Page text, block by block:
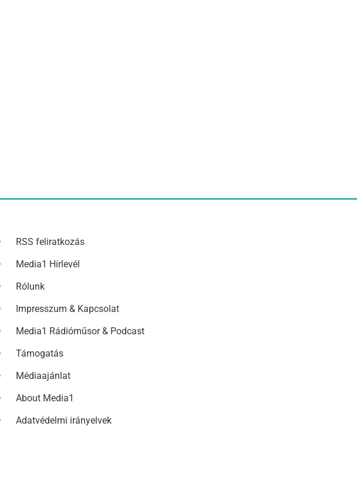
RSS feliratkozás
Media1 Hírlevél
Rólunk
Impresszum & Kapcsolat
Media1 Rádióműsor & Podcast
Támogatás
Médiaajánlat
About Media1
Adatvédelmi irányelvek